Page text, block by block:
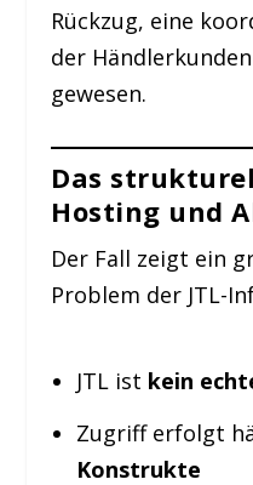
Rückzug, eine
der
gewesen.
Das
Hosting und
Der Fall zeigt ein
Problem der JTL-
JTL ist kein
Zugriff erfolgt
Konstrukte